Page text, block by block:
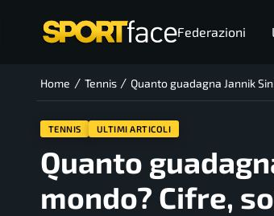
Federazioni
Home / Tennis / Quanto guadagna Jannik
TENNIS ULTIMI ARTICOLI
Quanto
mondo? Cifre,